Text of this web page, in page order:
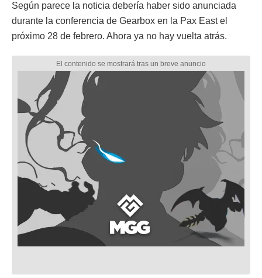
Según parece la noticia debería haber sido anunciada
durante la conferencia de Gearbox en la Pax East el
próximo 28 de febrero. Ahora ya no hay vuelta atrás.